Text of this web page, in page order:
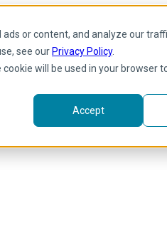
or content, and analyze our
see our Privacy Policy.
will be used in your browser
Accept